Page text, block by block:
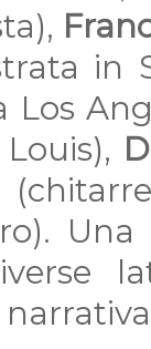
in
Los